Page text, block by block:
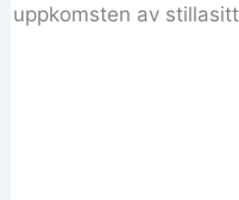
uppkomsten av